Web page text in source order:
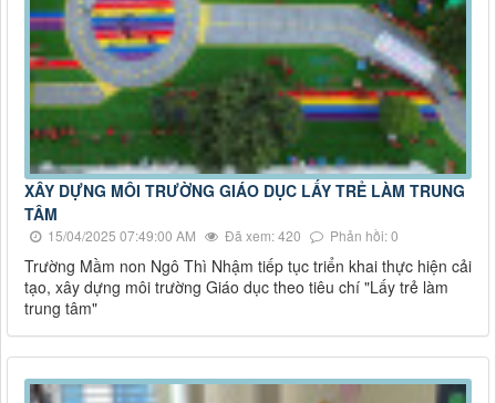
XÂY DỰNG MÔI TRƯỜNG GIÁO DỤC LẤY TRẺ LÀM TRUNG
TÂM
15/04/2025 07:49:00 AM Đã xem: 420 Phản hồi: 0
Trường Mầm non Ngô Thì Nhậm tiếp tục triển khai thực hiện cải
tạo, xây dựng môi trường Giáo dục theo tiêu chí "Lấy trẻ làm
trung tâm"